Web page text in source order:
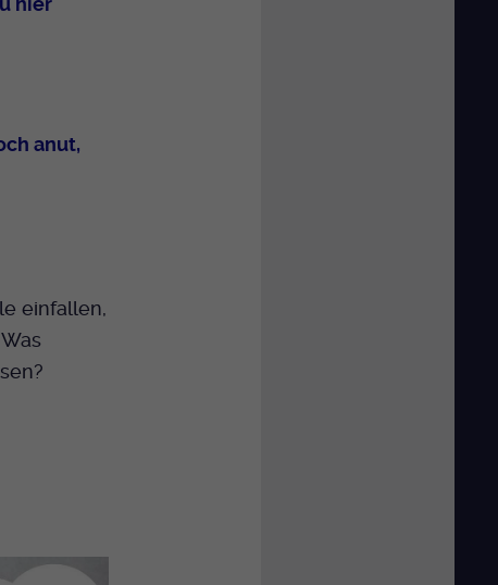
anut,
einfallen,